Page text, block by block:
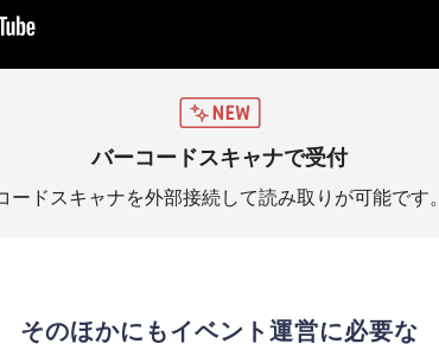
バーコードスキャナで受付
ドスキャナを外部接続して読み取りが可能です。
そのほかにもイベント運営に必要な